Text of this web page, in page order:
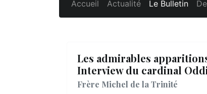
Accueil Actualité Le Bulletin
Les admirables
Interview du cardinal
Frère Michel de la Trinité